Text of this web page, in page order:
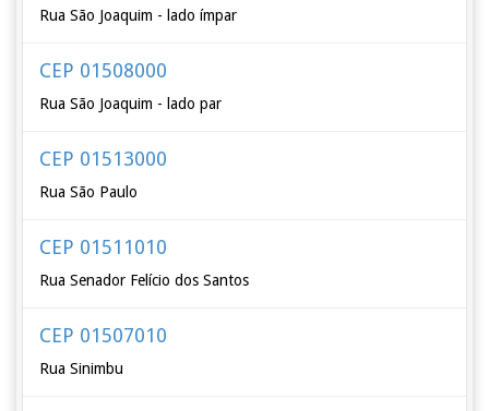
Rua São Joaquim - lado ímpar
CEP 01508000
Rua São Joaquim - lado par
CEP 01513000
Rua São Paulo
CEP 01511010
Rua Senador Felício dos Santos
CEP 01507010
Rua Sinimbu